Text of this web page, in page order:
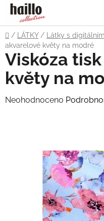
Přejít
obsah
Domů
/ LÁTKY / Látky s
akvarelové květy na modré
Viskóza
květy na
Průměrné
hvězdiček.
Neohodnoceno